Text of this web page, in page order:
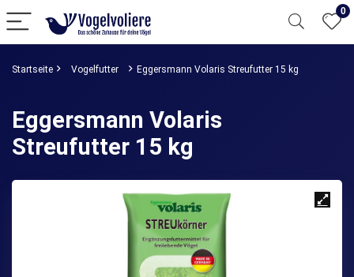
0
Startseite Vogelfutter Eggersmann Volaris Streufutter 15 kg
Eggersmann Volaris
Streufutter 15 kg